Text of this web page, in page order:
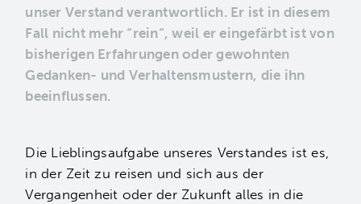
unser Verstand verantwortlich. Er ist in diesem
Fall nicht mehr “rein“, weil er eingefärbt ist von
bisherigen Erfahrungen oder gewohnten
Gedanken- und Verhaltensmustern, die ihn
beeinflussen.
Die Lieblingsaufgabe unseres Verstandes ist es,
in der Zeit zu reisen und sich aus der
Vergangenheit oder der Zukunft alles in die